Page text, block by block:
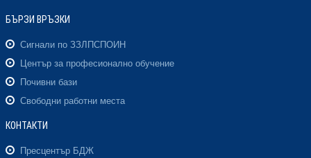
БЪРЗИ ВРЪЗКИ
Сигнали по ЗЗЛПСПОИН
Център за професионално обучение
Почивни бази
Свободни работни места
КОНТАКТИ
Пресцентър БДЖ